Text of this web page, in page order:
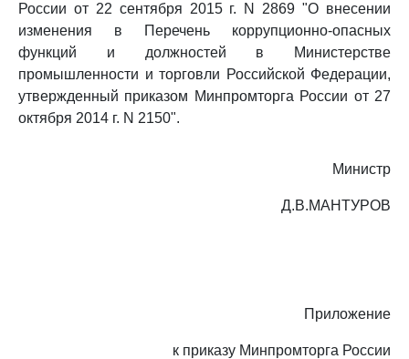
России от 22 сентября 2015 г. N 2869 "О внесении
изменения в Перечень коррупционно-опасных
функций и должностей в Министерстве
промышленности и торговли Российской Федерации,
утвержденный приказом Минпромторга России от 27
октября 2014 г. N 2150".
Министр
Д.В.МАНТУРОВ
Приложение
к приказу Минпромторга России